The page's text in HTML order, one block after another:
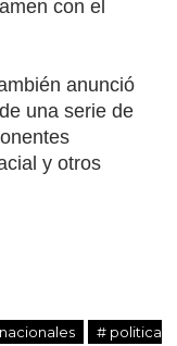
con el
anunció
una serie de
y otros
# politica